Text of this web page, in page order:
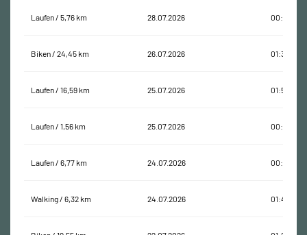
Laufen / 5,76 km 28.07.2026 00:30:11
Biken / 24,45 km 26.07.2026 01:31:40
Laufen / 16,59 km 25.07.2026 01:50:12
Laufen / 1,56 km 25.07.2026 00:13:59
Laufen / 6,77 km 24.07.2026 00:41:32
Walking / 6,32 km 24.07.2026 01:42:55